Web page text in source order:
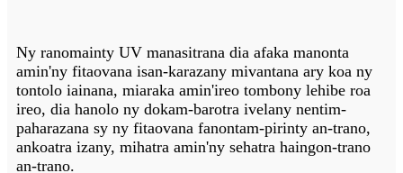
Ny ranomainty UV manasitrana dia afaka manonta
amin'ny fitaovana isan-karazany mivantana ary koa ny
tontolo iainana, miaraka amin'ireo tombony lehibe roa
ireo, dia hanolo ny dokam-barotra ivelany nentim-
paharazana sy ny fitaovana fanontam-pirinty an-trano,
ankoatra izany, mihatra amin'ny sehatra haingon-trano
an-trano.